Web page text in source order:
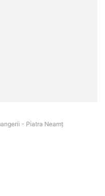
- Piatra Neamţ